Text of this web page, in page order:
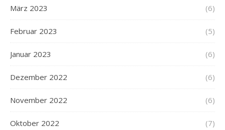
März 2023 (6)
Februar 2023 (5)
Januar 2023 (6)
Dezember 2022 (6)
November 2022 (6)
Oktober 2022 (7)